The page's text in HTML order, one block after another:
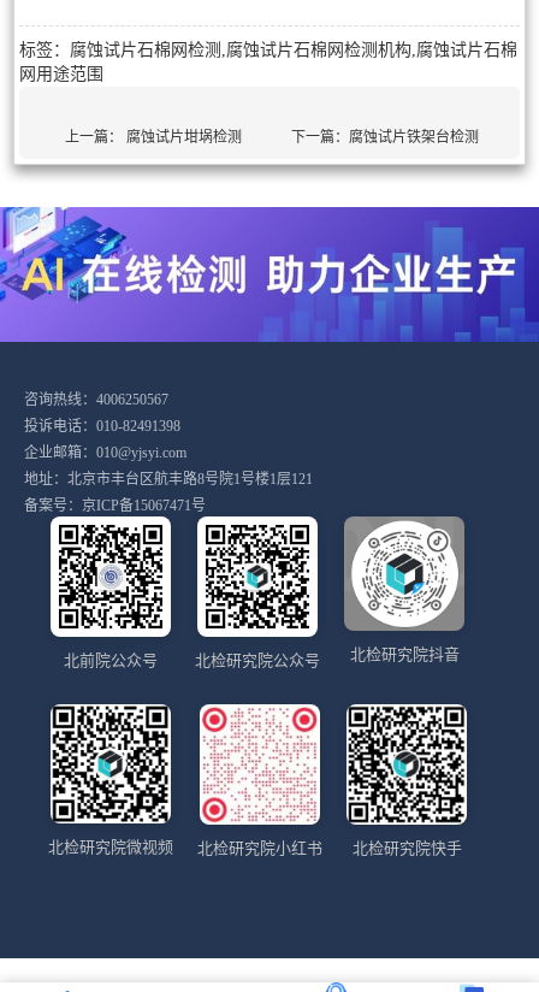
标签：腐蚀试片石棉网检测,腐蚀试片石棉网检测机构,腐蚀试片石棉
网用途范围
上一篇： 腐蚀试片坩埚检测 下一篇： 腐蚀试片铁架台检测
咨询热线：4006250567
投诉电话：010-82491398
企业邮箱：010@yjsyi.com
地址：北京市丰台区航丰路8号院1号楼1层121
备案号： 京ICP备15067471号
北前院公众号 北检研究院公众号 北检研究院抖音
北检研究院微视频 北检研究院小红书 北检研究院快手